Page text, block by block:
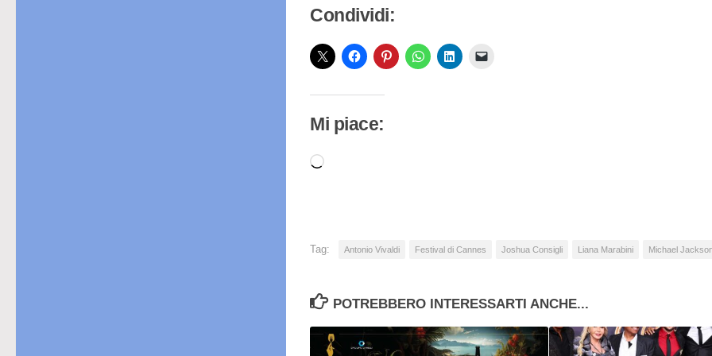
Condividi:
Mi piace:
Caricamento
Tag: Antonio Vivaldi Festival di Cannes Joshua Consigli Liana Marabini Michael
POTREBBERO INTERESSARTI ANCHE...